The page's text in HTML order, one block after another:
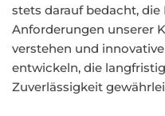
stets darauf bedacht, die
Anforderungen unserer
verstehen und
entwickeln, die
Zuverlässigkeit